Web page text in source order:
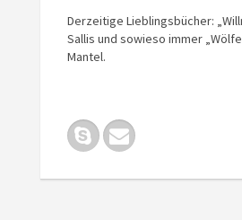
Derzeitige Lieblingsbücher:
Sallis und sowieso immer
Mantel.